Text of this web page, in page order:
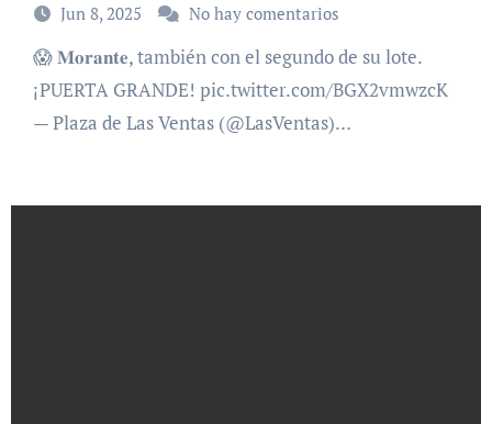
Jun 8, 2025 No hay comentarios
😱 𝐌𝐨𝐫𝐚𝐧𝐭𝐞, también con el segundo de su lote.
¡PUERTA GRANDE! pic.twitter.com/BGX2vmwzcK
— Plaza de Las Ventas (@LasVentas)…